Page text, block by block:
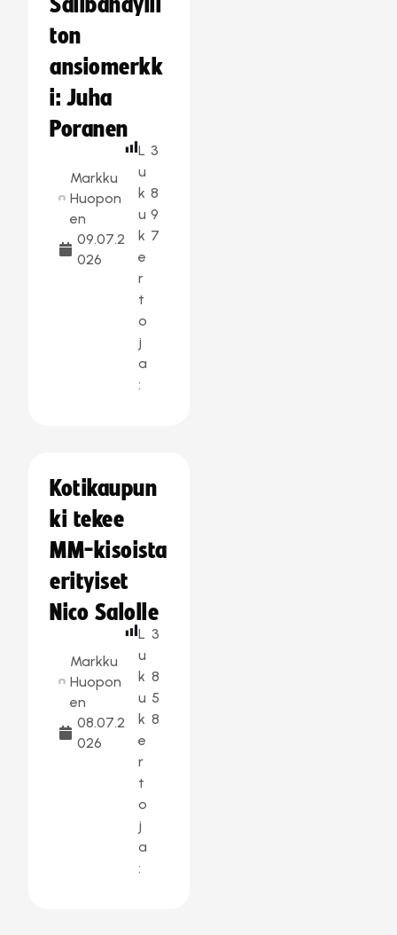
Salibandylii
ton
ansiomerkk
i: Juha
Poranen
Markku
Huopon
en
09.07.2
026
L
u
k
u
k
e
r
t
o
j
a
:
3
8
9
7
Kotikaupun
ki tekee
MM-kisoista
erityiset
Nico Salolle
Markku
Huopon
en
08.07.2
026
L
u
k
u
k
e
r
t
o
j
a
:
3
8
5
8